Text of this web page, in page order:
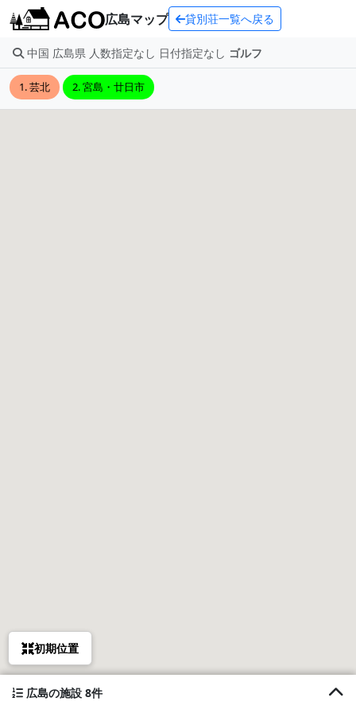
広島マップ 貸別荘一覧へ戻る
中国 広島県 人数指定なし 日付指定なし ゴルフ
1. 芸北 2. 宮島・廿日市
初期位置
広島の施設 8件1. Qoo House Oasa (くうハウス大朝）